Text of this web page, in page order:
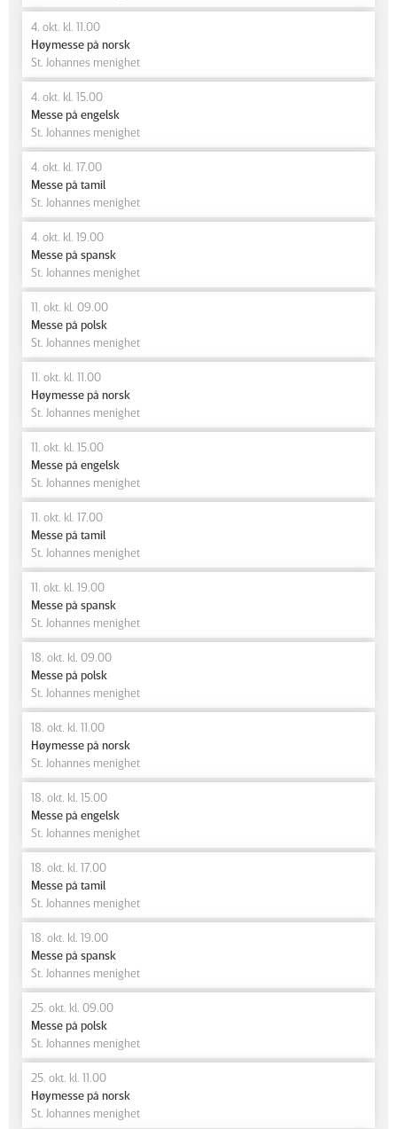
4. okt. kl. 11.00
Høymesse på norsk
St. Johannes menighet
4. okt. kl. 15.00
Messe på engelsk
St. Johannes menighet
4. okt. kl. 17.00
Messe på tamil
St. Johannes menighet
4. okt. kl. 19.00
Messe på spansk
St. Johannes menighet
11. okt. kl. 09.00
Messe på polsk
St. Johannes menighet
11. okt. kl. 11.00
Høymesse på norsk
St. Johannes menighet
11. okt. kl. 15.00
Messe på engelsk
St. Johannes menighet
11. okt. kl. 17.00
Messe på tamil
St. Johannes menighet
11. okt. kl. 19.00
Messe på spansk
St. Johannes menighet
18. okt. kl. 09.00
Messe på polsk
St. Johannes menighet
18. okt. kl. 11.00
Høymesse på norsk
St. Johannes menighet
18. okt. kl. 15.00
Messe på engelsk
St. Johannes menighet
18. okt. kl. 17.00
Messe på tamil
St. Johannes menighet
18. okt. kl. 19.00
Messe på spansk
St. Johannes menighet
25. okt. kl. 09.00
Messe på polsk
St. Johannes menighet
25. okt. kl. 11.00
Høymesse på norsk
St. Johannes menighet